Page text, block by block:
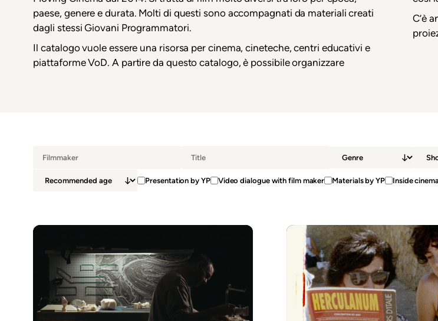
paese, genere e durata. Molti di questi sono accompagnati da materiali creati
dagli stessi Giovani Programmatori.
Il catalogo vuole essere una risorsa per cinema, cineteche, centri educativi e
piattaforme VoD. A partire da questo catalogo, è possibile organizzare
C’è
Presentation by YP Video dialogue with film maker Materials by YP Inside